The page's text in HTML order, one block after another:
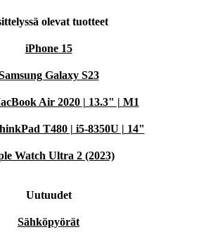
olevat tuotteet
iPhone 15
Galaxy S23
Air 2020 | 13.3" | M1
T480 | i5-8350U | 14"
Watch Ultra 2 (2023)
Uutuudet
Sähköpyörät